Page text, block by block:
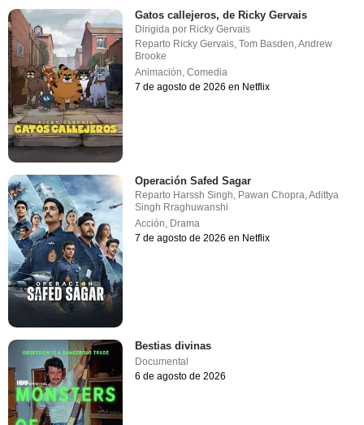
Gatos callejeros, de Ricky Gervais
Dirigida por Ricky Gervais
Reparto Ricky Gervais,Tom Basden,Andrew
Brooke
Animación,Comedia
7 de agosto de 2026 en Netflix
Operación Safed Sagar
Reparto Harssh Singh Pawan Chopra ,Adittya
Singh Rraghuwanshi
Acción Drama
7 de agosto de 2026 en Netflix
Bestias divinas
Documental
6 de agosto de 2026